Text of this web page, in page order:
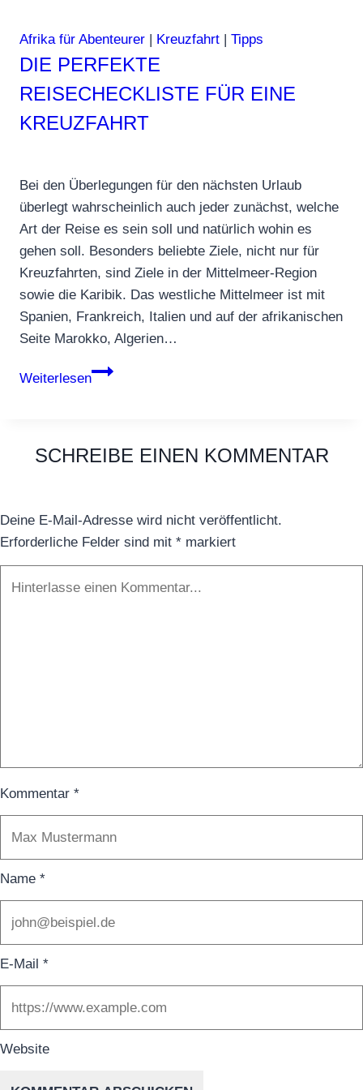
Afrika für Abenteurer | Kreuzfahrt | Tipps
DIE PERFEKTE
REISECHECKLISTE FÜR EINE
KREUZFAHRT
Bei den Überlegungen für den nächsten Urlaub
überlegt wahrscheinlich auch jeder zunächst, welche
Art der Reise es sein soll und natürlich wohin es
gehen soll. Besonders beliebte Ziele, nicht nur für
Kreuzfahrten, sind Ziele in der Mittelmeer-Region
sowie die Karibik. Das westliche Mittelmeer ist mit
Spanien, Frankreich, Italien und auf der afrikanischen
Seite Marokko, Algerien…
Weiterlesen
Die
eine
SCHREIBE EINEN KOMMENTAR
Deine E-Mail-Adresse wird nicht veröffentlicht.
Erforderliche Felder sind mit * markiert
Kommentar *
Name *
E-Mail *
Website